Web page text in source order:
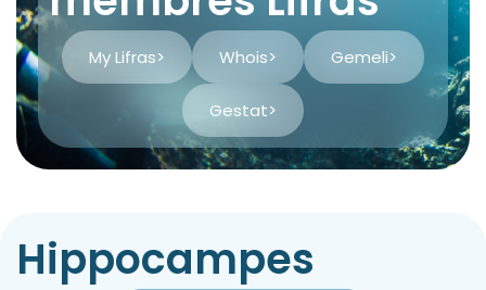
My Lifras> Whois> Gemeli>
Gestat>
Hippocampes